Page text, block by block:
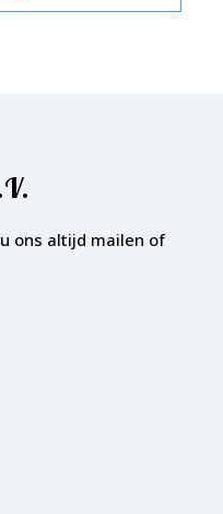
ons altijd mailen of